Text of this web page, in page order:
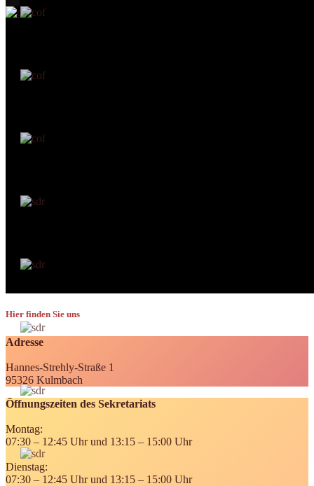
Hier finden Sie uns
Adresse
Hannes-Strehly-Straße 1
95326 Kulmbach
Öffnungszeiten des Sekretariats
Montag:
07:30 – 12:45 Uhr und 13:15 – 15:00 Uhr
Dienstag:
07:30 – 12:45 Uhr und 13:15 – 15:00 Uhr